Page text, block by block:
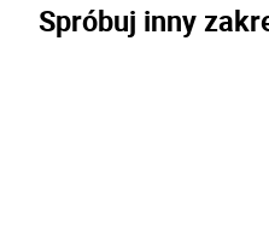
Spróbuj inny